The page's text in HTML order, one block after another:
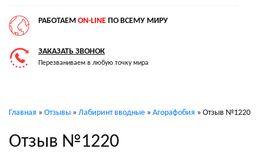
РАБОТАЕМ ON-LINE ПО ВСЕМУ МИРУ
ЗАКАЗАТЬ ЗВОНОК
Перезваниваем в любую точку мира
Главная » Отзывы » Лабиринт вводные » Агорафобия » Отзыв №1220
Отзыв №1220